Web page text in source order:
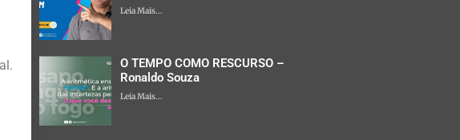
Leia Mais...
O TEMPO COMO RESCURSO –
Ronaldo Souza
Leia Mais...